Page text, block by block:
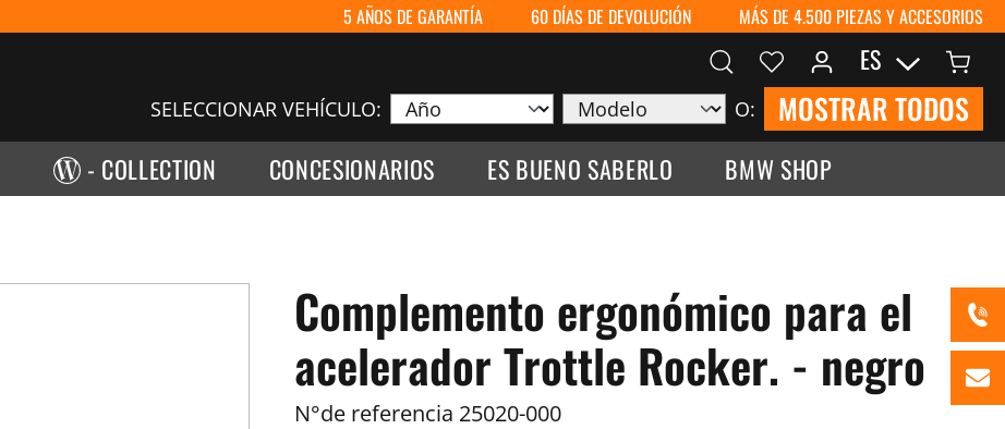
5 AÑOS DE GARANTÍA 60 DÍAS DE DEVOLUCIÓN MÁS DE 4.500 PIEZAS Y ACCESORIOS
SELECCIONAR VEHÍCULO: O: MOSTRAR TODOS
ES
- COLLECTION CONCESIONARIOS ES BUENO SABERLO BMW SHOP
Complemento ergonómico para el
acelerador Trottle Rocker. - negro
N°de referencia 25020-000